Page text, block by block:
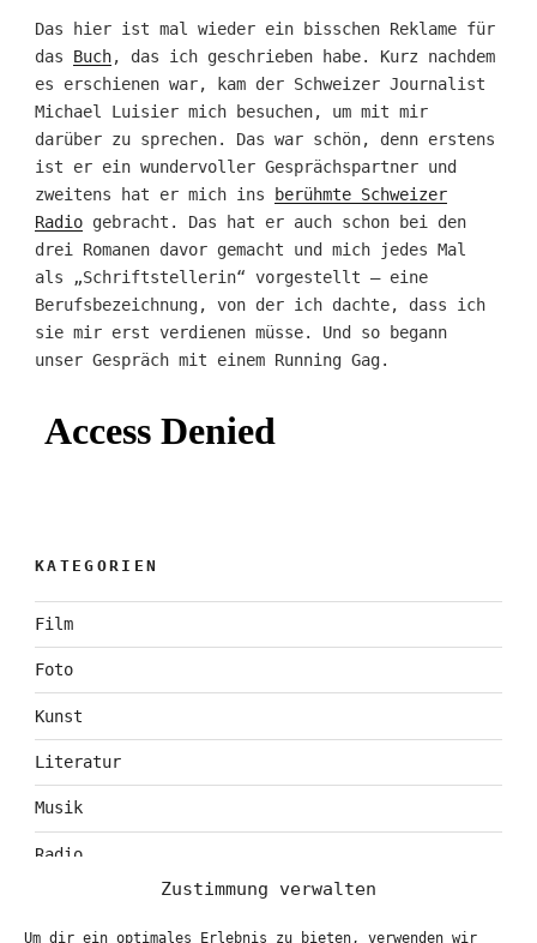
Zustimmung verwalten
Um dir ein optimales Erlebnis zu bieten, verwenden wir
Das hier ist mal wieder ein bisschen Reklame für
das Buch, das ich geschrieben habe. Kurz nachdem
es erschienen war, kam der Schweizer Journalist
Michael Luisier mich besuchen, um mit mir
darüber zu sprechen. Das war schön, denn erstens
ist er ein wundervoller Gesprächspartner und
zweitens hat er mich ins
berühmte Schweizer
Radiogebracht. Das hat er auch schon bei den
drei Romanen davor gemacht und mich jedes Mal
als „Schriftstellerin“ vorgestellt – eine
Berufsbezeichnung, von der ich dachte, dass ich
sie mir erst verdienen müsse. Und so begann
unser Gespräch mit einem Running Gag.
KATEGORIEN
Film
Foto
Kunst
Literatur
Musik
Radio